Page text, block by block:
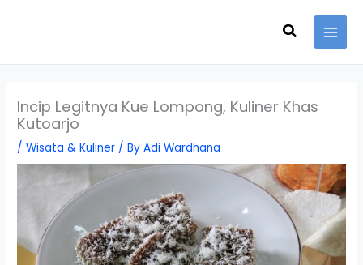
Search
Incip Legitnya Kue Lompong, Kuliner Khas
Kutoarjo
/Wisata & Kuliner / ByAdi Wardhana